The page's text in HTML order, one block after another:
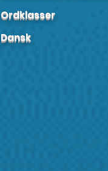
Ordklasser
Dansk